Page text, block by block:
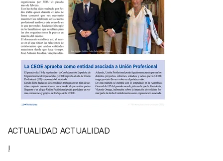
ACTUALIDAD ACTUALIDAD
!